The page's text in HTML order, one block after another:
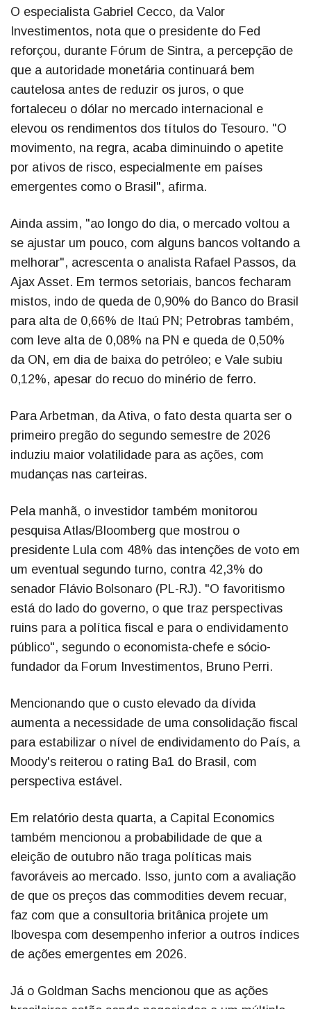
O especialista Gabriel Cecco, da Valor
Investimentos, nota que o presidente do Fed
reforçou, durante Fórum de Sintra, a percepção de
que a autoridade monetária continuará bem
cautelosa antes de reduzir os juros, o que
fortaleceu o dólar no mercado internacional e
elevou os rendimentos dos títulos do Tesouro. "O
movimento, na regra, acaba diminuindo o apetite
por ativos de risco, especialmente em países
emergentes como o Brasil", afirma.
Ainda assim, "ao longo do dia, o mercado voltou a
se ajustar um pouco, com alguns bancos voltando a
melhorar", acrescenta o analista Rafael Passos, da
Ajax Asset. Em termos setoriais, bancos fecharam
mistos, indo de queda de 0,90% do Banco do Brasil
para alta de 0,66% de Itaú PN; Petrobras também,
com leve alta de 0,08% na PN e queda de 0,50%
da ON, em dia de baixa do petróleo; e Vale subiu
0,12%, apesar do recuo do minério de ferro.
Para Arbetman, da Ativa, o fato desta quarta ser o
primeiro pregão do segundo semestre de 2026
induziu maior volatilidade para as ações, com
mudanças nas carteiras.
Pela manhã, o investidor também monitorou
pesquisa Atlas/Bloomberg que mostrou o
presidente Lula com 48% das intenções de voto em
um eventual segundo turno, contra 42,3% do
senador Flávio Bolsonaro (PL-RJ). "O favoritismo
está do lado do governo, o que traz perspectivas
ruins para a política fiscal e para o endividamento
público", segundo o economista-chefe e sócio-
fundador da Forum Investimentos, Bruno Perri.
Mencionando que o custo elevado da dívida
aumenta a necessidade de uma consolidação fiscal
para estabilizar o nível de endividamento do País, a
Moody's reiterou o rating Ba1 do Brasil, com
perspectiva estável.
Em relatório desta quarta, a Capital Economics
também mencionou a probabilidade de que a
eleição de outubro não traga políticas mais
favoráveis ao mercado. Isso, junto com a avaliação
de que os preços das commodities devem recuar,
faz com que a consultoria britânica projete um
Ibovespa com desempenho inferior a outros índices
de ações emergentes em 2026.
Já o Goldman Sachs mencionou que as ações